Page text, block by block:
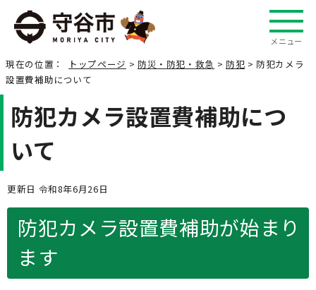
メニュー
現在の位置： トップページ > 防災・防犯・救急 > 防犯 > 防犯カメラ
設置費補助について
防犯カメラ設置費補助につ
いて
更新日 令和8年6月26日
防犯カメラ設置費補助が始まり
ます